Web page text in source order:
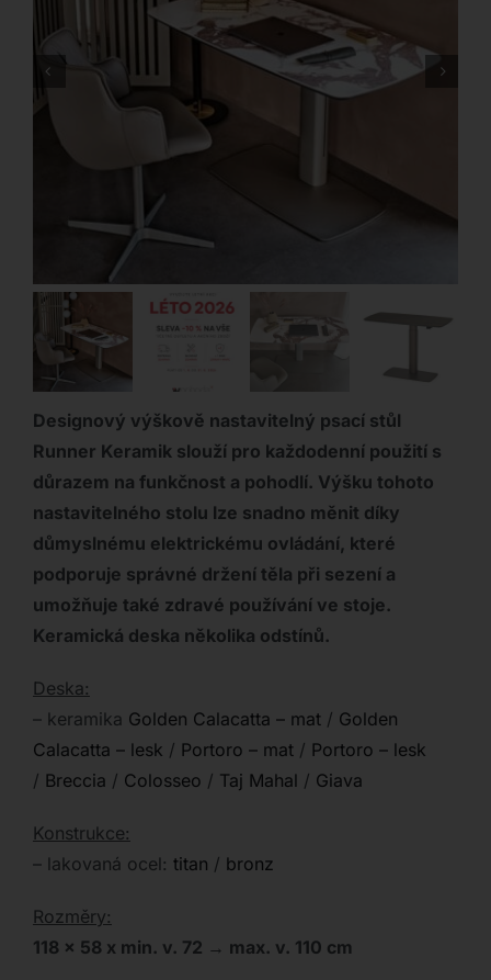
Designový výškově nastavitelný psací stůl
Runner Keramik slouží pro každodenní použití s
důrazem na funkčnost a pohodlí. Výšku tohoto
nastavitelného stolu lze snadno měnit díky
důmyslnému elektrickému ovládání, které
podporuje správné držení těla při sezení a
umožňuje také zdravé používání ve stoje.
Keramická deska několika odstínů.
Deska:
– keramika Golden Calacatta – mat/ Golden
Calacatta – lesk / Portoro – mat/ Portoro – lesk
/ Breccia / Colosseo / Taj Mahal / Giava
Konstrukce:
– lakovaná ocel: titan / bronz
Rozměry:
118 x 58 x min. v. 72 → max. v. 110 cm